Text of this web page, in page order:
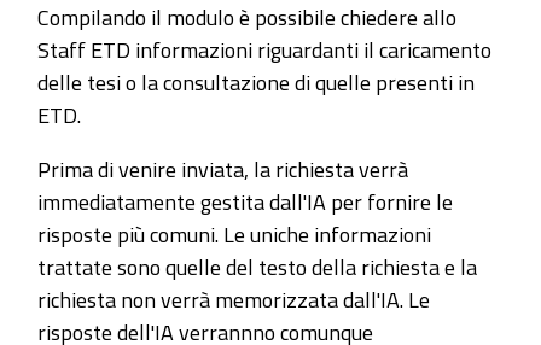
Compilando il modulo è possibile chiedere allo
Staff ETD informazioni riguardanti il caricamento
delle tesi o la consultazione di quelle presenti in
ETD.
Prima di venire inviata, la richiesta verrà
immediatamente gestita dall'IA per fornire le
risposte più comuni. Le uniche informazioni
trattate sono quelle del testo della richiesta e la
richiesta non verrà memorizzata dall'IA. Le
risposte dell'IA verrannno comunque